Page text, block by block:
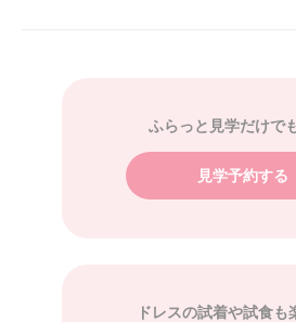
ふらっと見学だけで
見学予約する
ドレスの試着や試食も